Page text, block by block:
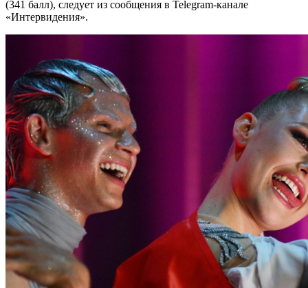
(341 балл), следует из сообщения в Telegram-канале
«Интервидения».